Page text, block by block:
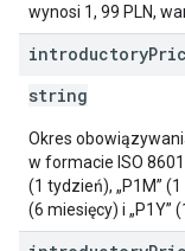
wynosi 1, 99 PLN,
introductory
string
Okres
w formacie ISO
(1 tydzień), „P1M”
(6 miesięcy) i „P1Y”